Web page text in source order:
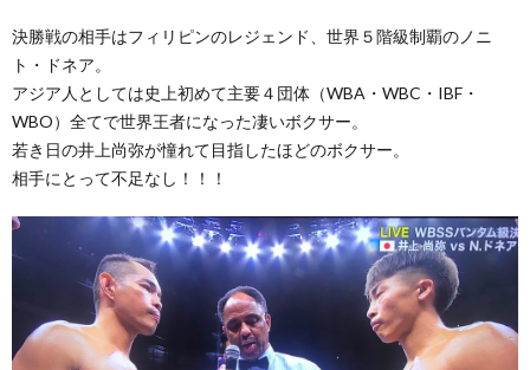
決勝戦の相手はフィリピンのレジェンド、世界５階級制覇のノニ
ト・ドネア。
アジア人としては史上初めて主要４団体（WBA・WBC・IBF・
WBO）全てで世界王者になった凄いボクサー。
若き日の井上尚弥が憧れて目指したほどのボクサー。
相手にとって不足なし！！！